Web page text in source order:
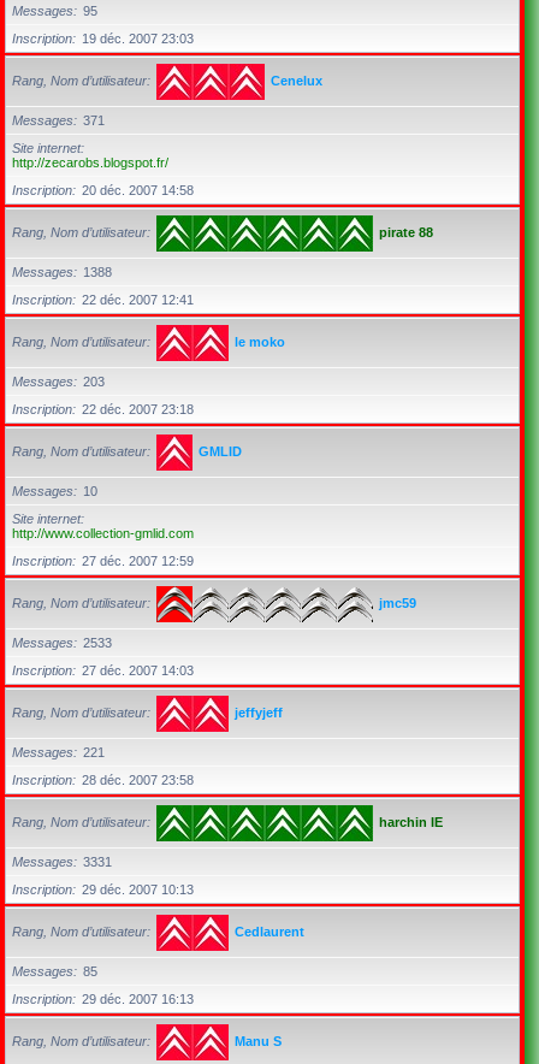
Messages
95
Inscription
19 déc. 2007 23:03
Rang, Nom d’utilisateur Cenelux
Messages
371
Site internet
http://zecarobs.blogspot.fr/
Inscription
20 déc. 2007 14:58
Rang, Nom d’utilisateur pirate 88
Messages
1388
Inscription
22 déc. 2007 12:41
Rang, Nom d’utilisateur le moko
Messages
203
Inscription
22 déc. 2007 23:18
Rang, Nom d’utilisateur GMLID
Messages
10
Site internet
http://www.collection-gmlid.com
Inscription
27 déc. 2007 12:59
Rang, Nom d’utilisateur jmc59
Messages
2533
Inscription
27 déc. 2007 14:03
Rang, Nom d’utilisateur jeffyjeff
Messages
221
Inscription
28 déc. 2007 23:58
Rang, Nom d’utilisateur harchin IE
Messages
3331
Inscription
29 déc. 2007 10:13
Rang, Nom d’utilisateur Cedlaurent
Messages
85
Inscription
29 déc. 2007 16:13
Rang, Nom d’utilisateur Manu S